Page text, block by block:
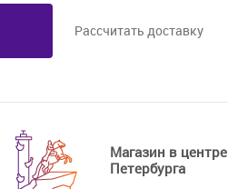
Рассчитать доставку
Магазин в центре
Петербурга